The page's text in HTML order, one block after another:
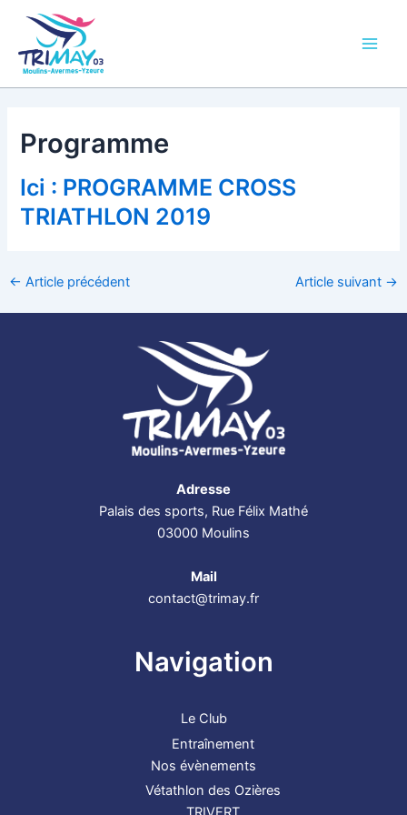
contenu
Programme
Ici : PROGRAMME CROSS
TRIATHLON 2019
← Article précédent Article suivant →
Adresse
Palais des sports, Rue Félix Mathé
03000 Moulins
Mail
contact@trimay.fr
Navigation
Le Club
Entraînement
Nos évènements
Vétathlon des Ozières